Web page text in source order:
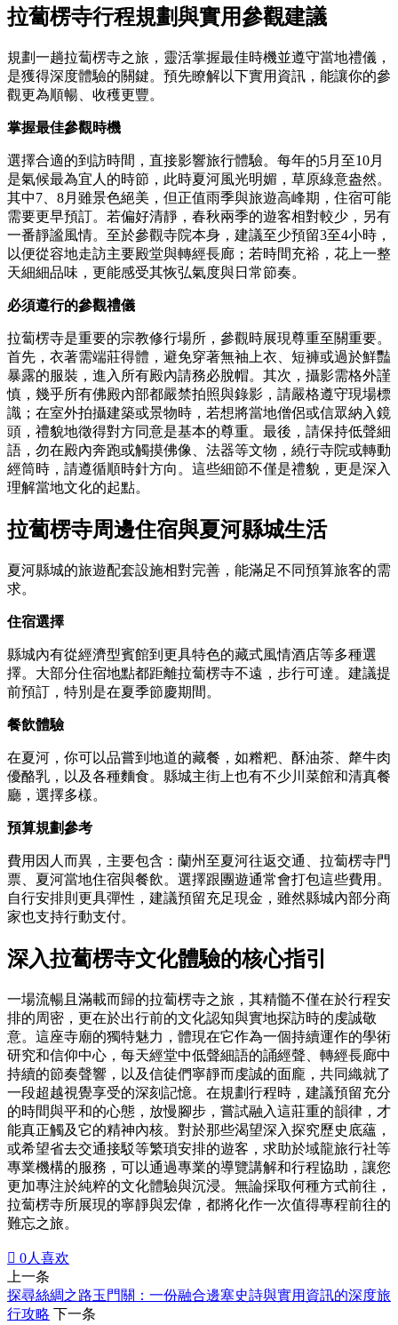
拉蔔楞寺行程規劃與實用參觀建議
規劃一趟拉蔔楞寺之旅，靈活掌握最佳時機並遵守當地禮儀，
是獲得深度體驗的關鍵。預先瞭解以下實用資訊，能讓你的參
觀更為順暢、收穫更豐。
掌握最佳參觀時機
選擇合適的到訪時間，直接影響旅行體驗。每年的5月至10月
是氣候最為宜人的時節，此時夏河風光明媚，草原綠意盎然。
其中7、8月雖景色絕美，但正值雨季與旅遊高峰期，住宿可能
需要更早預訂。若偏好清靜，春秋兩季的遊客相對較少，另有
一番靜謐風情。至於參觀寺院本身，建議至少預留3至4小時，
以便從容地走訪主要殿堂與轉經長廊；若時間充裕，花上一整
天細細品味，更能感受其恢弘氣度與日常節奏。
必須遵行的參觀禮儀
拉蔔楞寺是重要的宗教修行場所，參觀時展現尊重至關重要。
首先，衣著需端莊得體，避免穿著無袖上衣、短褲或過於鮮豔
暴露的服裝，進入所有殿內請務必脫帽。其次，攝影需格外謹
慎，幾乎所有佛殿內部都嚴禁拍照與錄影，請嚴格遵守現場標
識；在室外拍攝建築或景物時，若想將當地僧侶或信眾納入鏡
頭，禮貌地徵得對方同意是基本的尊重。最後，請保持低聲細
語，勿在殿內奔跑或觸摸佛像、法器等文物，繞行寺院或轉動
經筒時，請遵循順時針方向。這些細節不僅是禮貌，更是深入
理解當地文化的起點。
拉蔔楞寺周邊住宿與夏河縣城生活
夏河縣城的旅遊配套設施相對完善，能滿足不同預算旅客的需
求。
住宿選擇
縣城內有從經濟型賓館到更具特色的藏式風情酒店等多種選
擇。大部分住宿地點都距離拉蔔楞寺不遠，步行可達。建議提
前預訂，特別是在夏季節慶期間。
餐飲體驗
在夏河，你可以品嘗到地道的藏餐，如糌粑、酥油茶、犛牛肉
優酪乳，以及各種麵食。縣城主街上也有不少川菜館和清真餐
廳，選擇多樣。
預算規劃參考
費用因人而異，主要包含：蘭州至夏河往返交通、拉蔔楞寺門
票、夏河當地住宿與餐飲。選擇跟團遊通常會打包這些費用。
自行安排則更具彈性，建議預留充足現金，雖然縣城內部分商
家也支持行動支付。
深入拉蔔楞寺文化體驗的核心指引
一場流暢且滿載而歸的拉蔔楞寺之旅，其精髓不僅在於行程安
排的周密，更在於出行前的文化認知與實地探訪時的虔誠敬
意。這座寺廟的獨特魅力，體現在它作為一個持續運作的學術
研究和信仰中心，每天經堂中低聲細語的誦經聲、轉經長廊中
持續的節奏聲響，以及信徒們寧靜而虔誠的面龐，共同織就了
一段超越視覺享受的深刻記憶。在規劃行程時，建議預留充分
的時間與平和的心態，放慢腳步，嘗試融入這莊重的韻律，才
能真正觸及它的精神內核。對於那些渴望深入探究歷史底蘊，
或希望省去交通接駁等繁瑣安排的遊客，求助於域龍旅行社等
專業機構的服務，可以通過專業的導覽講解和行程協助，讓您
更加專注於純粹的文化體驗與沉浸。無論採取何種方式前往，
拉蔔楞寺所展現的寧靜與宏偉，都將化作一次值得專程前往的
難忘之旅。
 0人喜欢
上一条
探尋絲綢之路玉門關：一份融合邊塞史詩與實用資訊的深度旅
行攻略 下一条